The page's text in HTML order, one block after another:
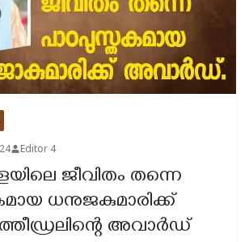
Editor 4
ജീവിതം തന്നെ
ധനുജകുമാരിക്ക്
അവാർഡ്